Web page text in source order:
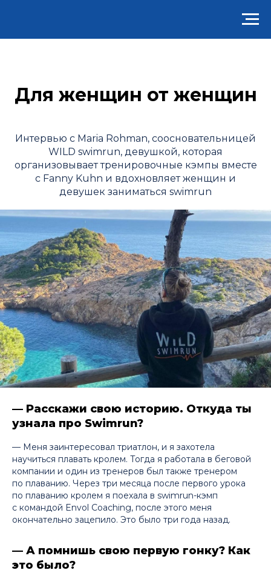
Для женщин от женщин
Интервью с Maria Rohman, соосновательницей
WILD swimrun, девушкой, которая
организовывает тренировочные кэмпы вместе
с Fanny Kuhn и вдохновляет женщин и
девушек заниматься swimrun
— Расскажи свою историю. Откуда ты
узнала про Swimrun?
— Меня заинтересовал триатлон, и я захотела
научиться плавать кролем. Тогда я работала в беговой
компании и один из тренеров был также тренером
по плаванию. Через три месяца после первого урока
по плаванию кролем я поехала в swimrun-кэмп
с командой Envol Coaching, после этого меня
окончательно зацепило. Это было три года назад.
— А помнишь свою первую гонку? Как
это было?